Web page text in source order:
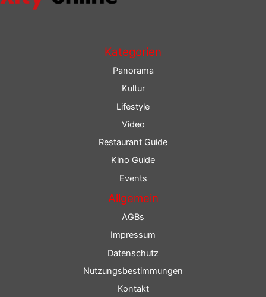
Kategorien
Panorama
Kultur
Lifestyle
Video
Restaurant Guide
Kino Guide
Events
Allgemein
AGBs
Impressum
Datenschutz
Nutzungsbestimmungen
Kontakt